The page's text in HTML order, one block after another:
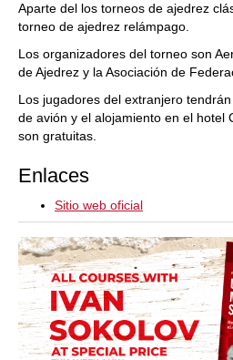
Aparte del los torneos de ajedrez
torneo de ajedrez relámpago.
Los organizadores del torneo son
de Ajedrez y la Asociación de
Los jugadores del extranjero
de avión y el alojamiento en el hotel
son gratuitas.
Enlaces
Sitio web oficial